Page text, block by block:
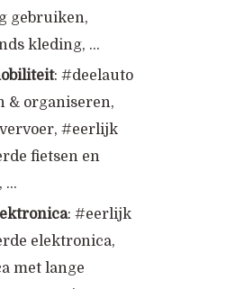
gebruiken,
kleding, …
: #deelauto
& organiseren,
#eerlijk
fietsen en
…
: #eerlijk
elektronica,
met lange